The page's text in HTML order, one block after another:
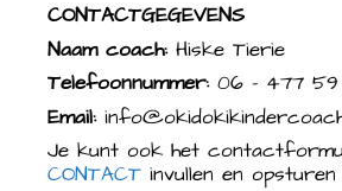
CONTACTGEGEVENS
Naam coach: Hiske Tierie
Telefoonnummer:06 – 477 59
Email:
Je kunt ook het
CONTACT invullen en opsturen